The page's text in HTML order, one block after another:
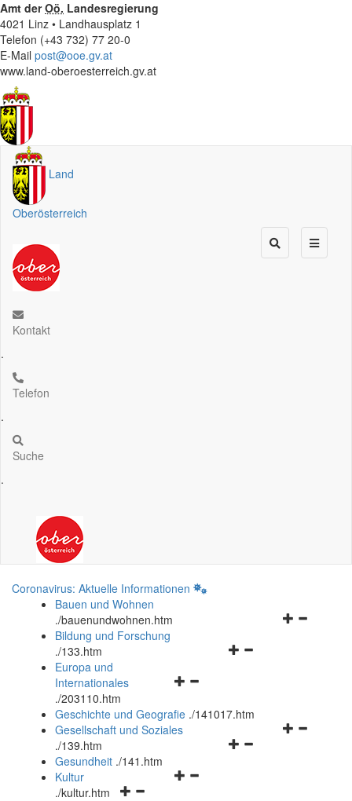
Amt derOö. Landesregierung
4021 Linz • Landhausplatz 1
Telefon (+43 732) 77 20-0
E-Mail post@ooe.gv.at
www.land-oberoesterreich.gv.at
Land
Oberösterreich
Kontakt
.
Telefon
.
Suche
.
Coronavirus: Aktuelle Informationen
Bauen und Wohnen
./bauenundwohnen.htm
Navigationsmenü
Bildung und Forschung
./133.htm
Navigationsmenü
und
schließen
Europa und
Internationales
./203110.htm
Geschichte und Geografie ./141017.htm
Navigationsmenü
Gesellschaft und Soziales
./139.htm
Navigationsmenü
Gesundheit ./141.htm
Navigationsmenü
Kultur
./kultur.htm